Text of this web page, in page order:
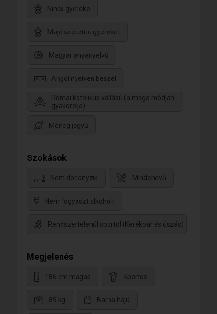
Nincs gyereke
Majd szeretne gyereket
Magyar anyanyelvű
Angol nyelven beszél
Római katolikus vallású (a maga módján
gyakorolja)
Mérleg jegyű
Szokások
Nem dohányzik Mindenevő
Nem fogyaszt alkoholt
Rendszertelenül sportol (Kerékpár és úszás)
Megjelenés
186 cm magas Sportos
89 kg Barna hajú